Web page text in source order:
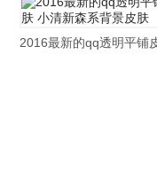
2016最新的qq透明平铺